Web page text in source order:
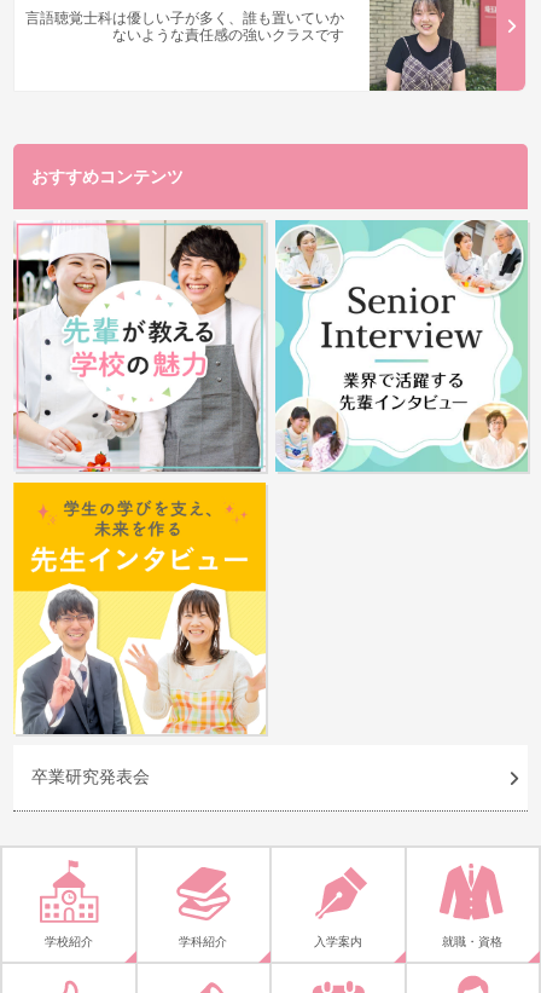
言語聴覚士科は優しい子が多く、誰も置いていか
ないような責任感の強いクラスです
おすすめコンテンツ
卒業研究発表会
学校紹介 学科紹介 入学案内 就職・資格